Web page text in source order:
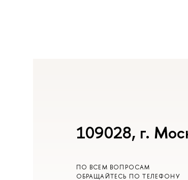
109028, г.
ПО ВСЕМ ВОПРОСАМ
ОБРАЩАЙТЕСЬ ПО ТЕЛЕФОНУ